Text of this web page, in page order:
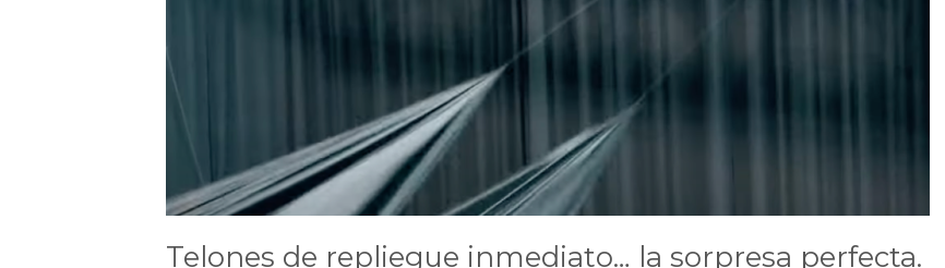
Telones de repliegue inmediato… la sorpresa perfecta.